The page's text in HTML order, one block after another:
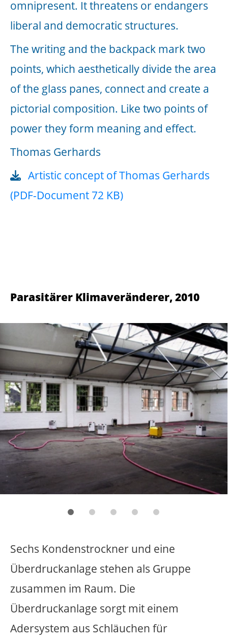
59 Betonplatten sind mit Glasfliesen
ausgetauscht. Die Fliesen bilden das Wort
Memory. Sie haben auf der Unterseite
eine helle Färbung. Dort speichern sie
wieder. Bei Lichteinfall schimmern sie in
den Farben blau, grün, gelb und violett.
Der Nachleuchteffekt hält bei Dunkelheit
noch lange an.
Memory(Leuchtbank mit Bergmotiv) an,
Ausstellungssituation 12Jahre zuvor
Material: 59 Glasfliesen: Tile Glossy 244 x
244 mm (VILLIglas), Farben: Magic Blue,
Magic Viola, Magic Verde, Magic Giallo
Tor 2 2007
Tor 2 ist ein freitragendes Schiebetor und
steht in der ü.NN_hall (ehemaligen